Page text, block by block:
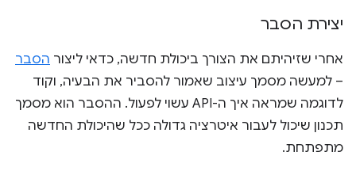
יצירת הסבר
אחרי שזיהיתם את הצורך ביכולת חדשה, כדאי ליצור הסבר
– למעשה מסמך עיצוב שאמור להסביר את הבעיה, וקוד
לדוגמה שמראה איך ה-API עשוי לפעול. ההסבר הוא מסמך
תכנון שיכול לעבור איטרציה גדולה ככל שהיכולת החדשה
מתפתחת.